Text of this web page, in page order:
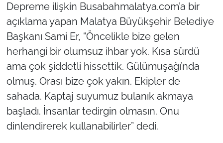
Depreme ilişkin Busabahmalatya.com’a bir
açıklama yapan Malatya Büyükşehir Belediye
Başkanı Sami Er, “Öncelikle bize gelen
herhangi bir olumsuz ihbar yok. Kısa sürdü
ama çok şiddetli hissettik. Gülümuşağı’nda
olmuş. Orası bize çok yakın. Ekipler de
sahada. Kaptaj suyumuz bulanık akmaya
başladı. İnsanlar tedirgin olmasın. Onu
dinlendirerek kullanabilirler” dedi.